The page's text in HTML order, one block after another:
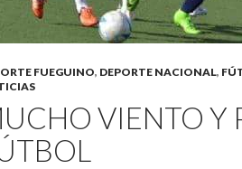
FUEGUINO, DEPORTE NACIONAL,
VIENTO Y